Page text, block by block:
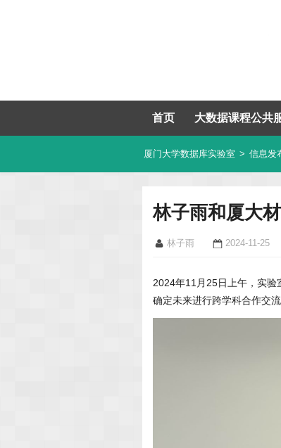
首页 大数据课程公共
厦门大学数据库实验室 > 信息发
林子雨和厦大
林子雨 2024-11-25
2024年11月25日上午，实验
确定未来进行跨学科合作交流